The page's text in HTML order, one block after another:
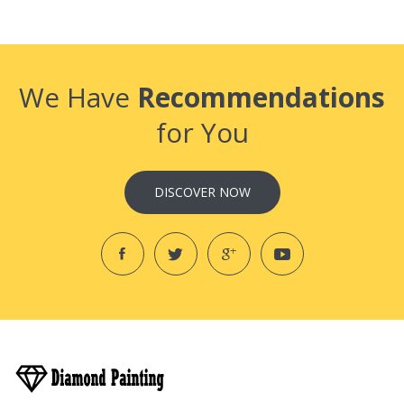
We Have Recommendations
for You
DISCOVER NOW